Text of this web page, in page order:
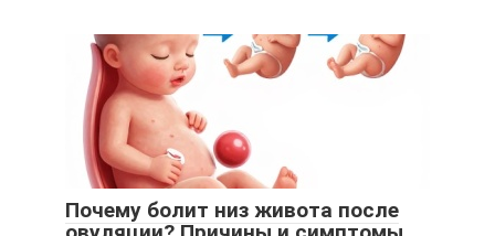
Почему болит низ живота после